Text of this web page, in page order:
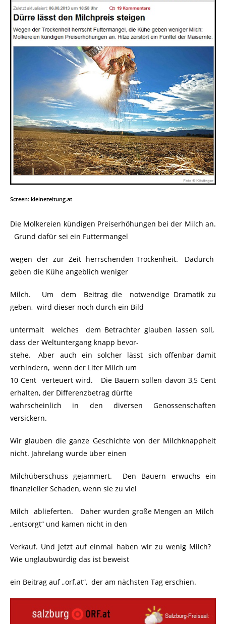
Screen: kleinezeitung.at
Die Molkereien kündigen Preiserhöhungen bei der Milch an.
Grund dafür sei ein Futtermangel
wegen der zur Zeit herrschenden Trockenheit. Dadurch
geben die Kühe angeblich weniger
Milch. Um dem Beitrag die notwendige Dramatik zu
geben, wird dieser noch durch ein Bild
untermalt welches dem Betrachter glauben lassen soll,
dass der Weltuntergang knapp bevor-
stehe. Aber auch ein solcher lässt sich offenbar damit
verhindern, wenn der Liter Milch um
10 Cent verteuert wird. Die Bauern sollen davon 3,5 Cent
erhalten, der Differenzbetrag dürfte
wahrscheinlich in den diversen Genossenschaften
versickern.
Wir glauben die ganze Geschichte von der Milchknappheit
nicht. Jahrelang wurde über einen
Milchüberschuss gejammert. Den Bauern erwuchs ein
finanzieller Schaden, wenn sie zu viel
Milch ablieferten. Daher wurden große Mengen an Milch
„entsorgt“ und kamen nicht in den
Verkauf. Und jetzt auf einmal haben wir zu wenig Milch?
Wie unglaubwürdig das ist beweist
ein Beitrag auf „orf.at“, der am nächsten Tag erschien.